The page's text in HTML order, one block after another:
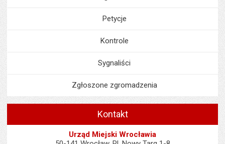
Petycje
Kontrole
Sygnaliści
Zgłoszone zgromadzenia
Kontakt
Urząd Miejski Wrocławia